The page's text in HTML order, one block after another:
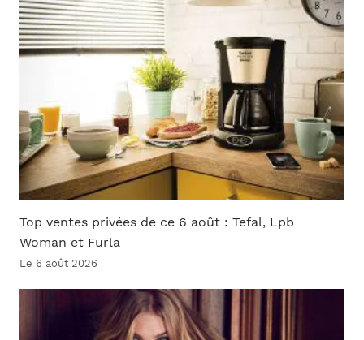
Top ventes privées de ce 6 août : Tefal, Lpb
Woman et Furla
Le 6 août 2026